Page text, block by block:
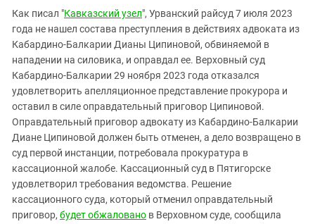
ЮФО
Как писал "Кавказский узел", Урванский райсуд 7 июля 2023
года не нашел состава преступления в действиях адвоката из
Кабардино-Балкарии Дианы Ципиновой, обвиняемой в
нападении на силовика, и оправдал ее. Верховный суд
Кабардино-Балкарии 29 ноября 2023 года отказался
удовлетворить апелляционное представление прокурора и
оставил в силе оправдательный приговор Ципиновой.
Оправдательный приговор адвокату из Кабардино-Балкарии
Диане Ципиновой должен быть отменен, а дело возвращено в
суд первой инстанции, потребовала прокуратура в
кассационной жалобе. Кассационный суд в Пятигорске
удовлетворил требования ведомства. Решение
кассационного суда, который отменил оправдательный
приговор, будет обжаловано в Верховном суде, сообщила